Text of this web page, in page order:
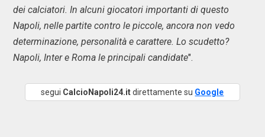
dei calciatori. In alcuni giocatori importanti di questo
Napoli, nelle partite contro le piccole, ancora non vedo
determinazione, personalità e carattere. Lo scudetto?
Napoli, Inter e Roma le principali candidate".
segui CalcioNapoli24.itdirettamente su Google